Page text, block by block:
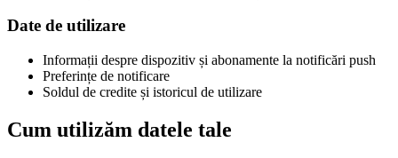
Date de utilizare
Informații despre dispozitiv și abonamente la notificări push
Preferințe de notificare
Soldul de credite și istoricul de utilizare
Cum utilizăm datele tale